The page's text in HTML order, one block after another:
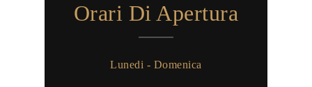
Orari Di Apertura
Lunedi - Domenica